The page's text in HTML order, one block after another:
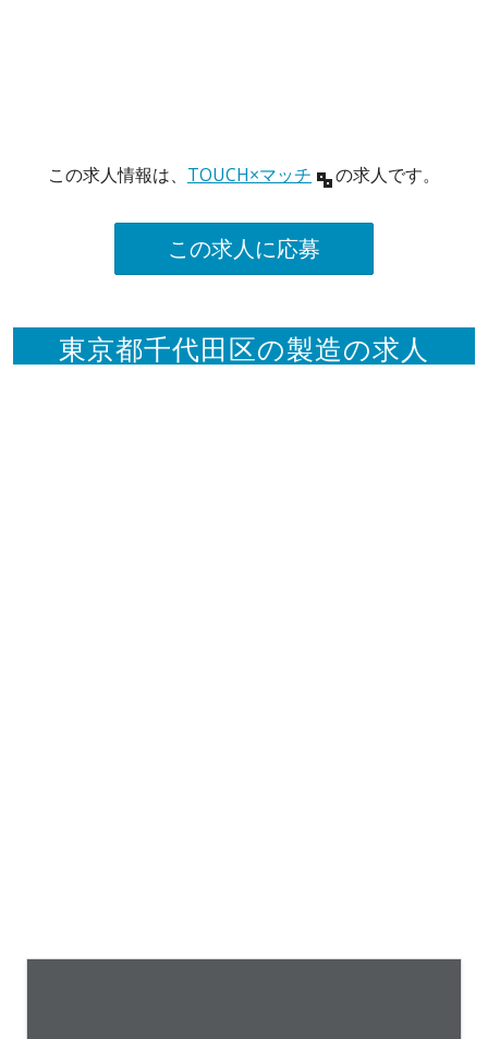
この求人情報は、 TOUCH×マッチ の求人です。
この求人に応募
東京都千代田区の製造の求人